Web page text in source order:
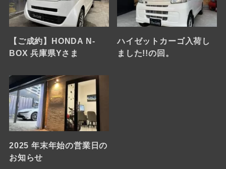
【ご成約】HONDA N-
BOX 兵庫県Yさま
ハイゼットカーゴ入荷し
ました!!の回。
2025 年末年始の営業日の
お知らせ